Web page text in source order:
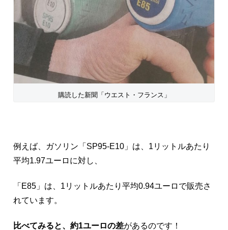
購読した新聞「ウエスト・フランス」
例えば、ガソリン「SP95-E10」は、1リットルあたり
平均1.97ユーロに対し、
「E85」は、1リットルあたり平均0.94ユーロで販売さ
れています。
比べてみると、約1ユーロの差があるのです！